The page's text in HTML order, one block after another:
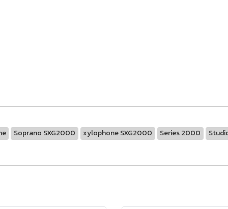
Soprano SXG2000 xylophone SXG2000 Series 2000